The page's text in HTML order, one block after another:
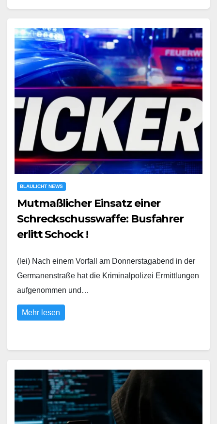
BLAULICHT NEWS
Mutmaßlicher Einsatz einer
Schreckschusswaffe: Busfahrer
erlitt Schock !
(lei) Nach einem Vorfall am Donnerstagabend in der
Germanenstraße hat die Kriminalpolizei Ermittlungen
aufgenommen und…
Mehr lesen